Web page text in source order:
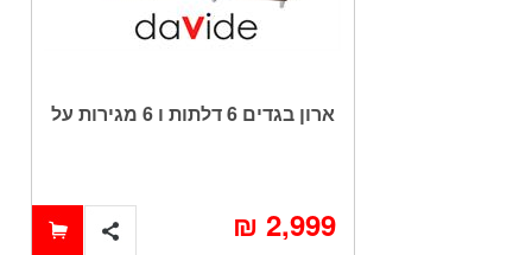
ארון בגדים 6 דלתות ו 6 מגירות על
2,999 ₪